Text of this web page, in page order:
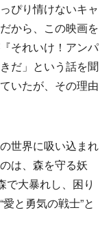
ぴり情けないキャ
から、この映画を
それいけ！アンパ
だ」という話を聞
いたが、その理由
世界に吸い込まれ
は、森を守る妖
で大暴れし、困り
と勇気の戦士”と